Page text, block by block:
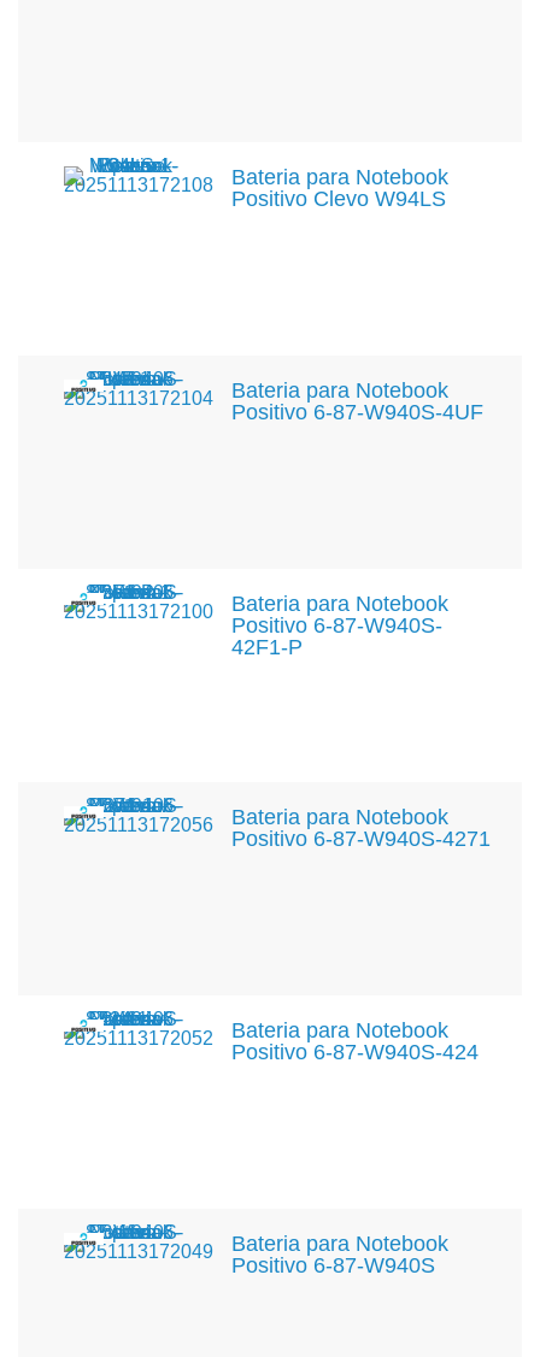
Bateria para Notebook
Positivo Clevo W94LS
Bateria para Notebook
Positivo 6-87-W940S-4UF
Bateria para Notebook
Positivo 6-87-W940S-
42F1-P
Bateria para Notebook
Positivo 6-87-W940S-4271
Bateria para Notebook
Positivo 6-87-W940S-424
Bateria para Notebook
Positivo 6-87-W940S